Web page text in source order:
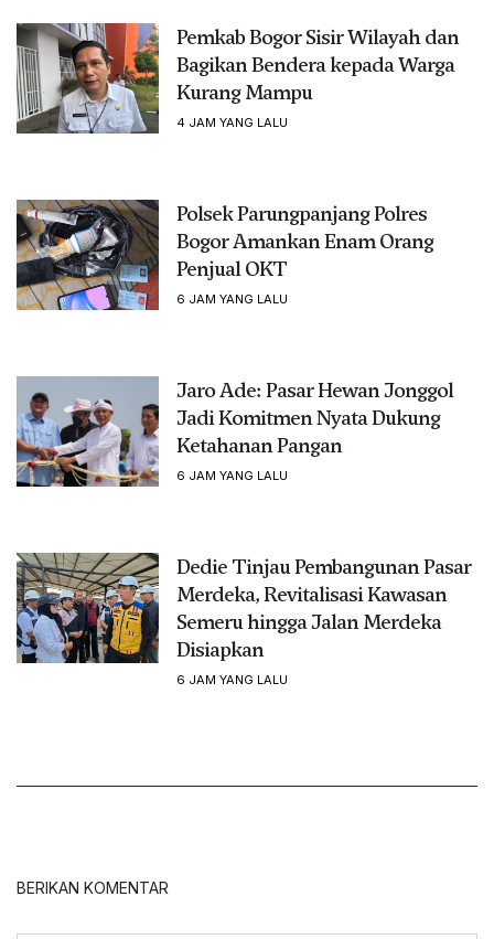
Pemkab Bogor Sisir Wilayah dan
Bagikan Bendera kepada Warga
Kurang Mampu
4 JAM YANG LALU
Polsek Parungpanjang Polres
Bogor Amankan Enam Orang
Penjual OKT
6 JAM YANG LALU
Jaro Ade: Pasar Hewan Jonggol
Jadi Komitmen Nyata Dukung
Ketahanan Pangan
6 JAM YANG LALU
Dedie Tinjau Pembangunan Pasar
Merdeka, Revitalisasi Kawasan
Semeru hingga Jalan Merdeka
Disiapkan
6 JAM YANG LALU
BERIKAN KOMENTAR